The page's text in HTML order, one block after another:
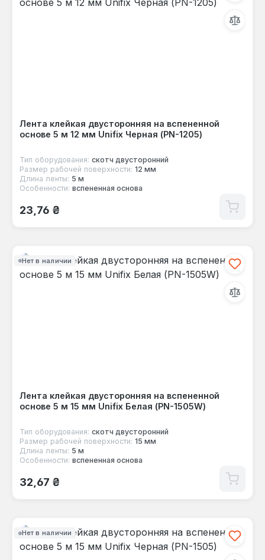
Лента клейкая двусторонняя на вспененной
основе 5 м 12 мм Unifix Черная (PN-1205)
Тип оборудования: скотч двусторонний
Размер рабочей поверхности: 12 мм
Длина ленты: 5 м
Особенности: вспененная основа
Обычная цена:
23,76 ₴
Нет в наличии
Лента клейкая двусторонняя на вспененной
основе 5 м 15 мм Unifix Белая (PN-1505W)
Тип оборудования: скотч двусторонний
Размер рабочей поверхности: 15 мм
Длина ленты: 5 м
Особенности: вспененная основа
Обычная цена:
32,67 ₴
Нет в наличии